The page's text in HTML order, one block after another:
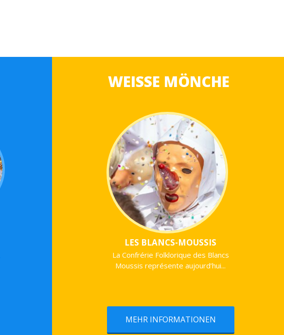
WEISSE MÖNCHE
LES BLANCS-MOUSSIS
La Confrérie Folklorique des Blancs
Moussis représente aujourd’hui...
MEHR INFORMATIONEN